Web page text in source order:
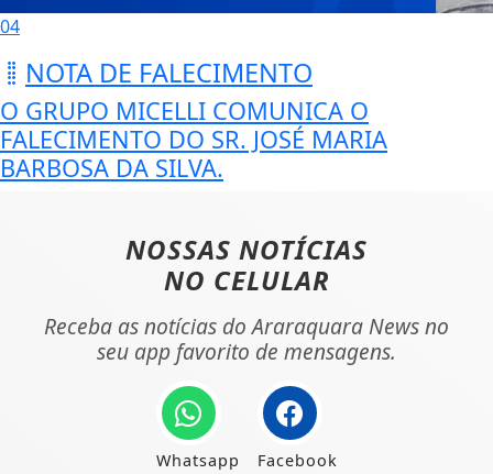
04
NOTA DE FALECIMENTO
O GRUPO MICELLI COMUNICA O
FALECIMENTO DO SR. JOSÉ MARIA
BARBOSA DA SILVA.
NOSSAS NOTÍCIAS
NO CELULAR
Receba as notícias do Araraquara News no
seu app favorito de mensagens.
Whatsapp Facebook